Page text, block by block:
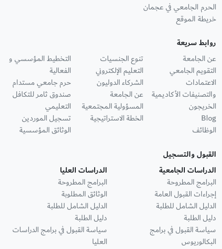
الحرم الجامعي في عجمان
خريطة الموقع
روابط سريعة
عن الجامعة
التقويم الجامعي
الاعتمادات
والتصنيفات الأكاديمية
الخريجون
Blog
الوظائف
تنوع الجنسيات
التعليم الإلكتروني
الشركاء الدوليون
عن الجامعة
المسؤولية المجتمعية
الخطة الاستراتيجية
التخطيط المؤسسي و
الفعالية
حرم جامعي مستدام
صندوق ثامر للتكافل
التعليمي
تسجيل الموردين
الوثائق المؤسسية
القبول والتسجيل
الدراسات الجامعية
البرامج المطروحة
إجراءات القبول العامة
الدليل الشامل للطلبة
دليل الطلبة
سياسة القبول في برامج
البكالوريوس
الدراسات العليا
البرامج المطروحة
الوثائق المطلوبة
الدليل الشامل للطلبة
دليل الطلبة
سياسة القبول في برامج الدراسات
العليا